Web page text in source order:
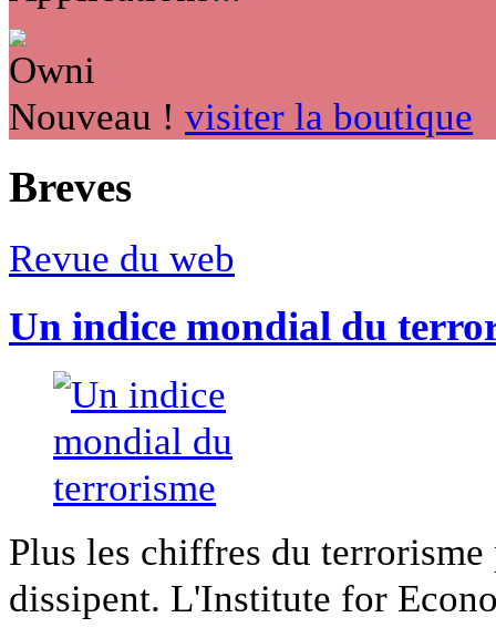
Nouveau ! visiter la boutique
Breves
Revue du web
Un indice mondial du
Plus les chiffres du
dissipent. L'Institute for